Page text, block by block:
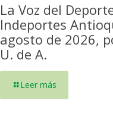
La Voz del
Indeportes
agosto de 2026,
U. de A.
Leer más